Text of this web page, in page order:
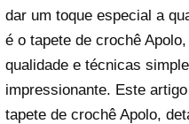
dar um toque especial a
é o tapete de crochê
qualidade e técnicas
impressionante. Este
tapete de crochê Apolo,